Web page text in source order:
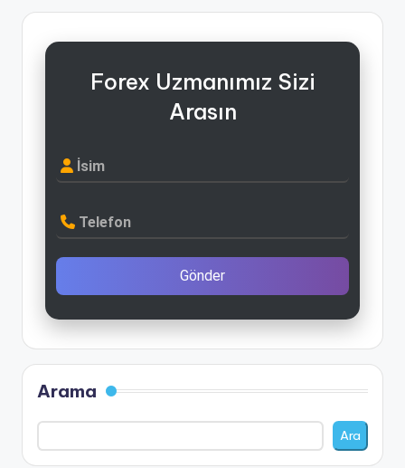
Forex Uzmanımız Sizi
Arasın
İsim
Telefon
Gönder
Arama
Ara